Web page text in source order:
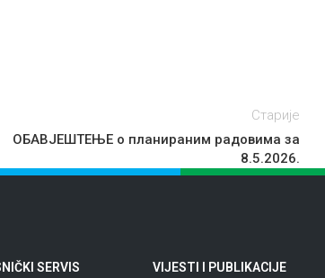
Старије
ОБАВЈЕШТЕЊЕ о планираним радовима за
8.5.2026.
SERVIS VIJESTI I PUBLIKACIJE